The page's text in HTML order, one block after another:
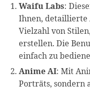
Waifu Labs:
Ihnen,
Vielzahl von
erstellen. Die
einfach zu
Anime AI: Mit
Porträts, sondern